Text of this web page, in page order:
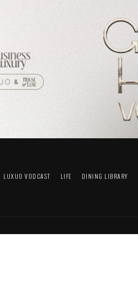
LUXUO VODCAST LIFE DINING LIBRARY